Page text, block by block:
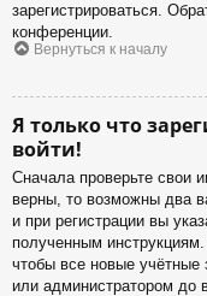
зарегистрироваться.
конференции.
Вернуться к началу
Я только что
войти!
Сначала проверьте свои
верны, то возможны два
и при регистрации вы
полученным
чтобы все новые учётные
или администратором до